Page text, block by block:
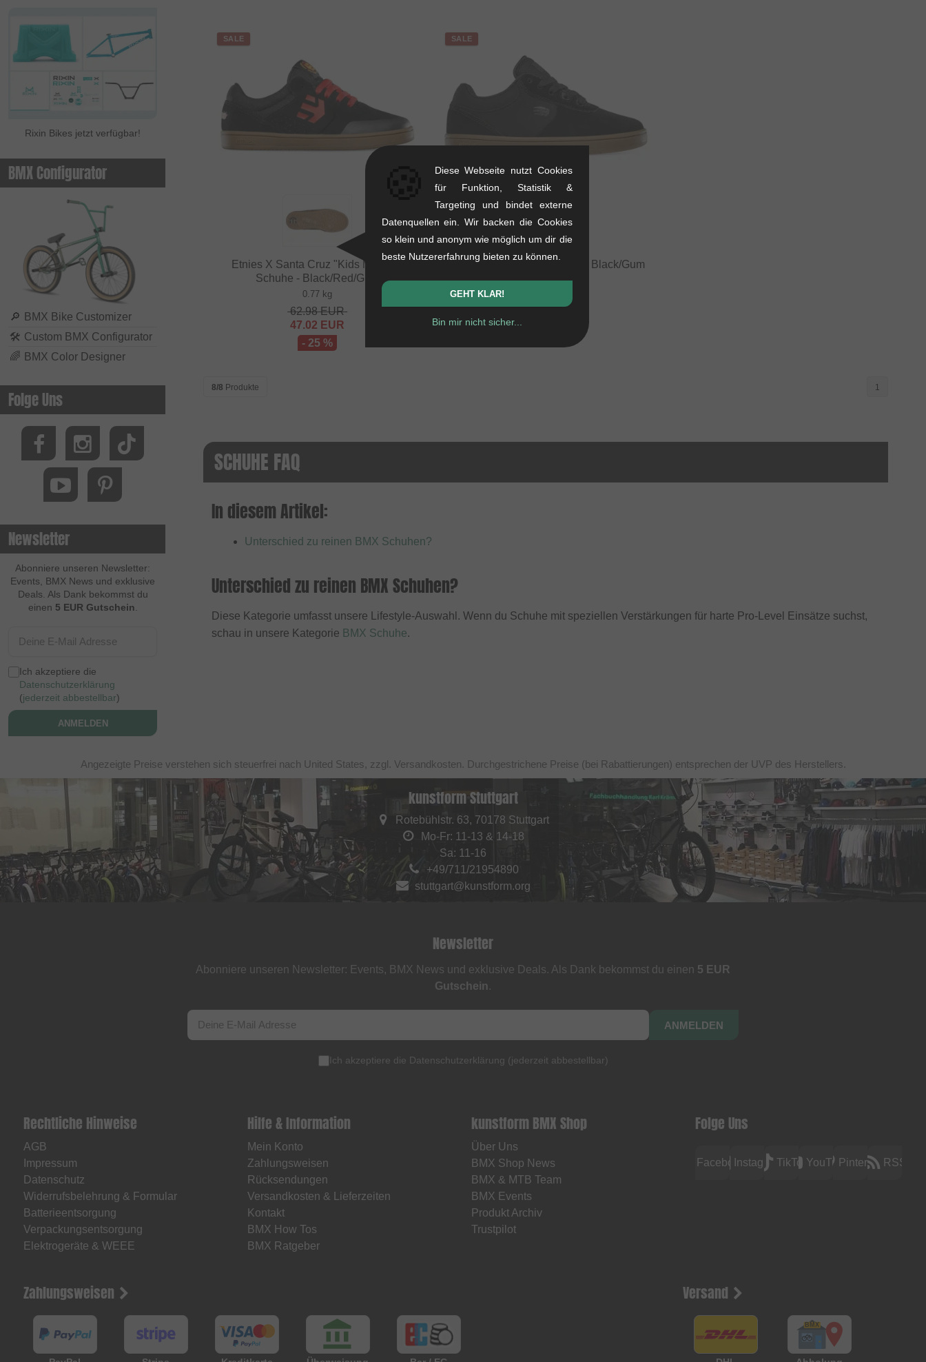
Rixin Bikes jetzt verfügbar!
BMX Configurator
🔎 BMX Bike Customizer
🛠 Custom BMX Configurator
🌈 BMX Color Designer
Folge Uns
Newsletter
Abonniere unseren Newsletter:
Events, BMX News und exklusive
Deals. Als Dank bekommst du
einen 5 EUR Gutschein
Ich akzeptiere die
Datenschutzerklärung
(jederzeit abbestellbar)
ANMELDEN
SALE
Etnies X Santa Cruz "Kids Marana"
Schuhe - Black/Red/Gum
0.77 kg
62.98EUR
47.02 EUR
- 25 %
SALE
Etnies "Kids Joslin" Schuhe - Black/Gum
0.77 kg
EUR
8/8 Produkte 1
SCHUHE FAQ
In diesem Artikel:
Unterschied zu reinen BMX Schuhen?
Unterschied zu reinen BMX Schuhen?
Diese Kategorie umfasst unsere Lifestyle-Auswahl. Wenn du Schuhe mit speziellen Verstärkungen für harte Pro-Level Einsätze suchst,
schau in unsere Kategorie BMX Schuhe.
Angezeigte Preise verstehen sich steuerfrei nach United States, zzgl. Versandkosten. Durchgestrichene Preise (bei Rabattierungen) entsprechen der UVP des Herstellers.
kunstform Stuttgart
Rotebühlstr. 63, 70178 Stuttgart
Mo-Fr: 11-13 & 14-18
Sa: 11-16
+49/711/21954890
stuttgart@kunstform.org
Newsletter
Abonniere unseren Newsletter: Events, BMX News und exklusive Deals. Als Dank bekommst du einen 5 EUR
Gutschein.
ANMELDEN
Ich akzeptiere die Datenschutzerklärung (jederzeit abbestellbar)
Rechtliche Hinweise
AGB
Impressum
Datenschutz
Widerrufsbelehrung & Formular
Batterieentsorgung
Verpackungsentsorgung
Elektrogeräte & WEEE
Hilfe & Information
Mein Konto
Zahlungsweisen
Rücksendungen
Versandkosten & Lieferzeiten
Kontakt
BMX How Tos
BMX Ratgeber
kunstform BMX Shop
Über Uns
BMX Shop News
BMX & MTB Team
BMX Events
Produkt Archiv
Trustpilot
Folge Uns
FacebookInstagramTikTokYouTubePinterest RSS
Zahlungsweisen Versand
Diese Webseite nutzt Cookies
für Funktion, Statistik &
Targeting und bindet externe
Datenquellen ein. Wir backen die Cookies
so klein und anonym wie möglich um dir die
beste Nutzererfahrung bieten zu können.
GEHT KLAR!
Bin mir nicht sicher...